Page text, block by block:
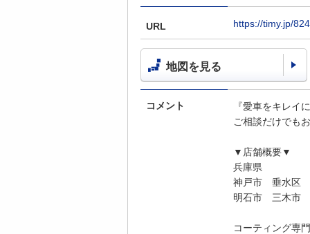
URL https://timy.jp/
地図を見る
コメント
『愛車をキレイ
ご相談だけでも
▼店舗概要▼
兵庫県
神戸市 垂水
明石市 三木市
コーティング専